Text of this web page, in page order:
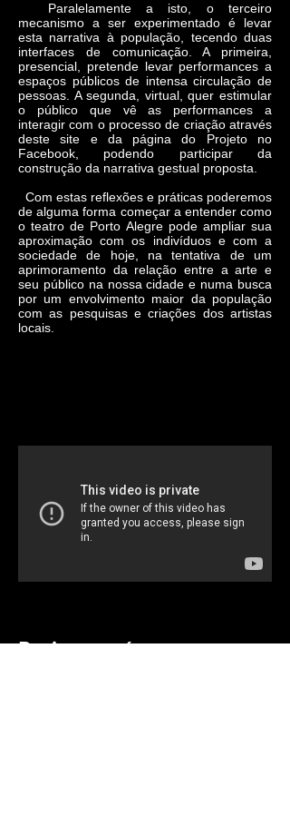
Paralelamente a isto, o terceiro
mecanismo a ser experimentado é levar
esta narrativa à população, tecendo duas
interfaces de comunicação. A primeira,
presencial, pretende levar performances a
espaços públicos de intensa circulação de
pessoas. A segunda, virtual, quer estimular
o público que vê as performances a
interagir com o processo de criação através
deste site e da página do Projeto no
Facebook, podendo participar da
construção da narrativa gestual proposta.
Com estas reflexões e práticas poderemos
de alguma forma começar a entender como
o teatro de Porto Alegre pode ampliar sua
aproximação com os indivíduos e com a
sociedade de hoje, na tentativa de um
aprimoramento da relação entre a arte e
seu público na nossa cidade e numa busca
por um envolvimento maior da população
com as pesquisas e criações dos artistas
locais.
Projeto na íntegra